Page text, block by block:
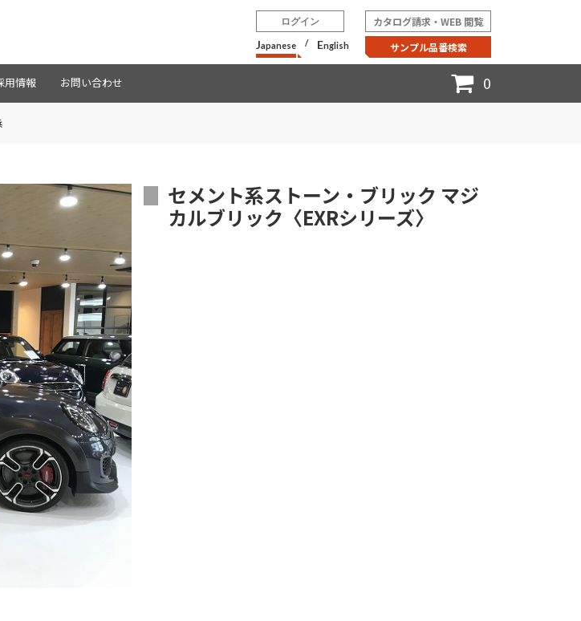
ログイン
Japanese / English
カタログ請求・WEB 閲覧
サンプル品番検索
用情報 お問い合わせ 0
セメント系ストーン・ブリック マジ
カルブリック〈EXRシリーズ〉